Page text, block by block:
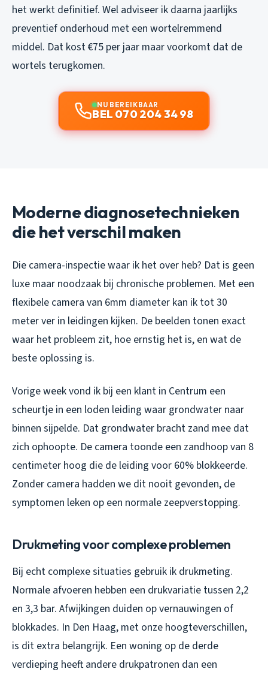
het werkt definitief. Wel adviseer ik daarna jaarlijks
preventief onderhoud met een wortelremmend
middel. Dat kost €75 per jaar maar voorkomt dat de
wortels terugkomen.
NU BEREIKBAAR
BEL 070 204 34 98
Moderne diagnosetechnieken
die het verschil maken
Die camera-inspectie waar ik het over heb? Dat is geen
luxe maar noodzaak bij chronische problemen. Met een
flexibele camera van 6mm diameter kan ik tot 30
meter ver in leidingen kijken. De beelden tonen exact
waar het probleem zit, hoe ernstig het is, en wat de
beste oplossing is.
Vorige week vond ik bij een klant in Centrum een
scheurtje in een loden leiding waar grondwater naar
binnen sijpelde. Dat grondwater bracht zand mee dat
zich ophoopte. De camera toonde een zandhoop van 8
centimeter hoog die de leiding voor 60% blokkeerde.
Zonder camera hadden we dit nooit gevonden, de
symptomen leken op een normale zeepverstopping.
Drukmeting voor complexe problemen
Bij echt complexe situaties gebruik ik drukmeting.
Normale afvoeren hebben een drukvariatie tussen 2,2
en 3,3 bar. Afwijkingen duiden op vernauwingen of
blokkades. In Den Haag, met onze hoogteverschillen,
is dit extra belangrijk. Een woning op de derde
verdieping heeft andere drukpatronen dan een